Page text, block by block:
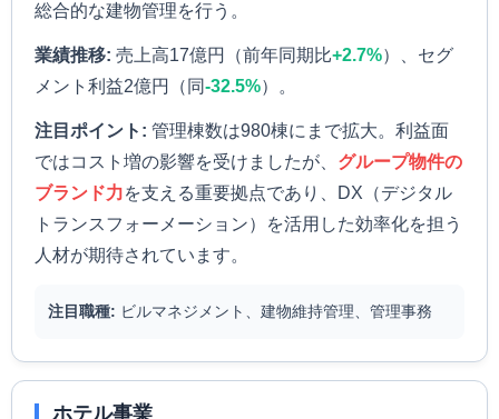
総合的な建物管理を行う。
業績推移: 売上高17億円（前年同期比+2.7%）、セグ
メント利益2億円（同-32.5%）。
注目ポイント: 管理棟数は980棟にまで拡大。利益面
ではコスト増の影響を受けましたが、 グループ物件の
ブランド力を支える重要拠点であり、DX（デジタル
トランスフォーメーション）を活用した効率化を担う
人材が期待されています。
注目職種: ビルマネジメント、建物維持管理、管理事務
ホテル事業